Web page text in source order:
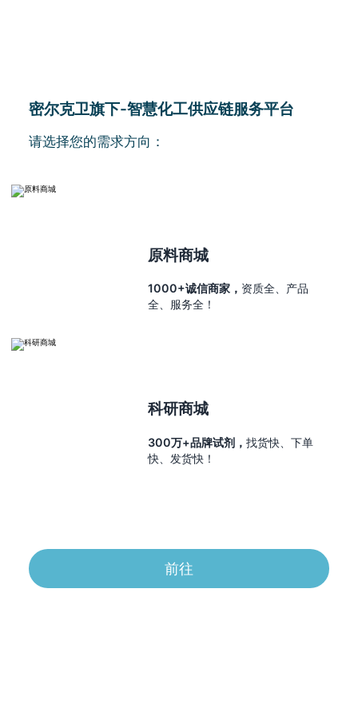
密尔克卫旗下-智慧化工供应链服务平台
请选择您的需求方向：
原料商城
1000+诚信商家， 资质全、产品
全、服务全！
科研商城
300万+品牌试剂，找货快、下单
快、发货快！
前往